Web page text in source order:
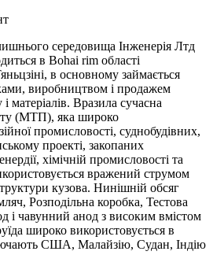
середовища Інженерія Лтд
в Bohai rim області
в основному займається
виробництвом і продажем
матеріалів. Вразила сучасна
(МТП), яка широко
промисловості, суднобудівних,
проекті, закопаних
хімічній промисловості та
вражений струмом
кузова. Нинішній обсяг
Розподільна коробка, Тестова
і чавунний анод з високим вмістом
широко використовується в
США, Малайзію, Судан, Індію